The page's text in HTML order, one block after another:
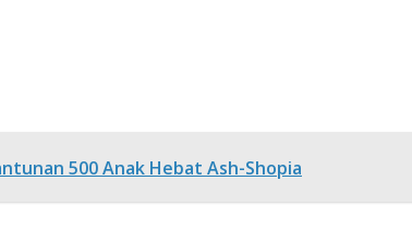
500 Anak Hebat Ash-Shopia